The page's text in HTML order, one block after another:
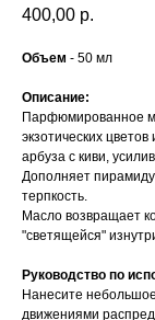
400,00 р.
Объем - 50 мл
Описание:
Парфюмированное
экзотических
арбуза с киви,
Дополняет
терпкость.
Масло возвращает
"светящейся"
Руководство по
Нанесите
движениями